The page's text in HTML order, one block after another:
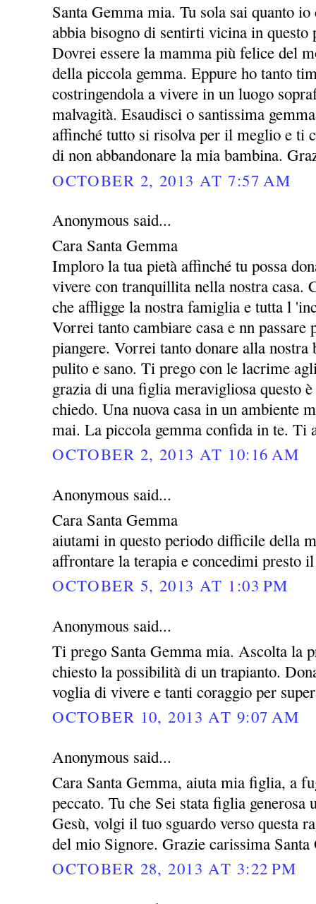
Santa Gemma mia. Tu sola sai quanto
abbia bisogno di sentirti vicina in
Dovrei essere la mamma più felice del
della piccola gemma. Eppure ho tanto
costringendola a vivere in un luogo
malvagità. Esaudisci o santissima
affinché tutto si risolva per il meglio e ti
di non abbandonare la mia bambina.
OCTOBER 2, 2013 AT 7:57 AM
Anonymous said...
Cara Santa Gemma
Imploro la tua pietà affinché tu possa
vivere con tranquillita nella nostra casa.
che affligge la nostra famiglia e tutta l
Vorrei tanto cambiare casa e nn
piangere. Vorrei tanto donare alla nostra
pulito e sano. Ti prego con le lacrime
grazia di una figlia meravigliosa questo
chiedo. Una nuova casa in un ambiente
mai. La piccola gemma confida in te. Ti
OCTOBER 2, 2013 AT 10:16 AM
Anonymous said...
Cara Santa Gemma
aiutami in questo periodo difficile della
affrontare la terapia e concedimi presto
OCTOBER 5, 2013 AT 1:03 PM
Anonymous said...
Ti prego Santa Gemma mia. Ascolta la
chiesto la possibilità di un trapianto.
voglia di vivere e tanti coraggio per
OCTOBER 10, 2013 AT 9:07 AM
Anonymous said...
Cara Santa Gemma, aiuta mia figlia, a
peccato. Tu che Sei stata figlia generosa
Gesù, volgi il tuo sguardo verso questa
del mio Signore. Grazie carissima Santa
OCTOBER 28, 2013 AT 3:22 PM